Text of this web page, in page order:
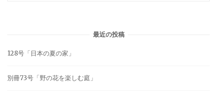
最近の投稿
128号「日本の夏の家」
別冊73号「野の花を楽しむ庭」